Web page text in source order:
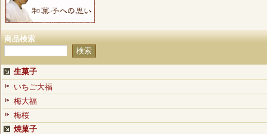
商品検索
生菓子
いちご大福
梅大福
梅桜
焼菓子